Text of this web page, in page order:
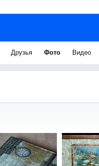
Друзья Фото Видео